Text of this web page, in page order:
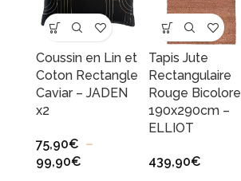
Coussin en Lin et
Coton Rectangle
Caviar – JADEN
x2
75,90€ –
99,90€
Tapis Jute
Rectangulaire
Rouge Bicolore
190x290cm –
ELLIOT
439,90€